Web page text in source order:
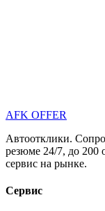
AFK OFFER
Автоотклики.
резюме 24/7, до 200
сервис на рынке.
Сервис